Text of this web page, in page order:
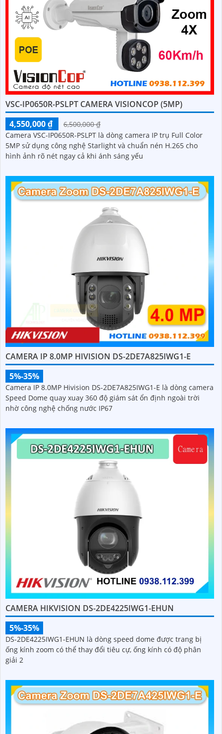
VSC-IP0650R-PSLPT CAMERA VISIONCOP (5MP)
4,550,000 ₫
6,500,000 ₫
Camera VSC-IP0650R-PSLPT là dòng camera IP trụ Full Color
5MP sử dụng công nghệ Starlight và chuẩn nén H.265 cho
hình ảnh rõ nét ngay cả khi ánh sáng yếu
CAMERA IP 8.0MP HIVISION DS-2DE7A825IWG1-E
5%-35%
Camera IP 8.0MP Hivision DS-2DE7A825IWG1-E là dòng camera
Speed Dome quay xuay 360 độ giám sát ổn định ngoài trời
nhờ công nghệ chống nước IP67
CAMERA HIKVISION DS-2DE4225IWG1-EHUN
5%-35%
DS-2DE4225IWG1-EHUN là dòng speed dome được trang bị
ống kính zoom có thể thay đổi tiêu cự, ống kính có độ phân
giải 2